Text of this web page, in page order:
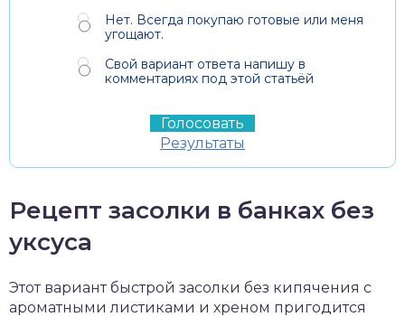
Нет. Всегда покупаю готовые или меня
угощают.
Свой вариант ответа напишу в
комментариях под этой статьёй
Результаты
Рецепт засолки в банках без
уксуса
Этот вариант быстрой засолки без кипячения с
ароматными листиками и хреном пригодится